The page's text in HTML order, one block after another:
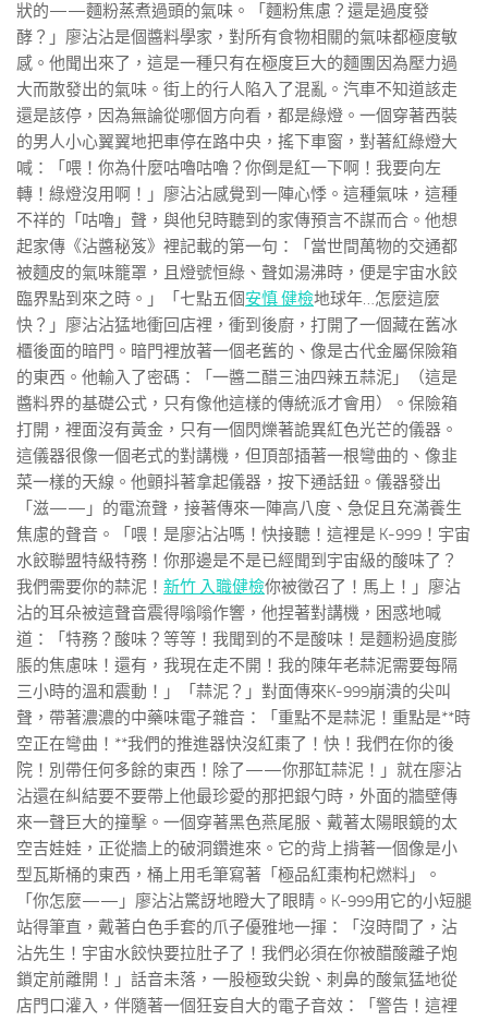
狀的——麵粉蒸煮過頭的氣味。「麵粉焦慮？還是過度發
酵？」廖沾沾是個醬料學家，對所有食物相關的氣味都極度敏
感。他聞出來了，這是一種只有在極度巨大的麵團因為壓力過
大而散發出的氣味。街上的行人陷入了混亂。汽車不知道該走
還是該停，因為無論從哪個方向看，都是綠燈。一個穿著西裝
的男人小心翼翼地把車停在路中央，搖下車窗，對著紅綠燈大
喊：「喂！你為什麼咕嚕咕嚕？你倒是紅一下啊！我要向左
轉！綠燈沒用啊！」廖沾沾感覺到一陣心悸。這種氣味，這種
不祥的「咕嚕」聲，與他兒時聽到的家傳預言不謀而合。他想
起家傳《沾醬秘笈》裡記載的第一句：「當世間萬物的交通都
被麵皮的氣味籠罩，且燈號恒綠、聲如湯沸時，便是宇宙水餃
臨界點到來之時。」「七點五個安慎 健檢地球年…怎麼這麼
快？」廖沾沾猛地衝回店裡，衝到後廚，打開了一個藏在舊冰
櫃後面的暗門。暗門裡放著一個老舊的、像是古代金屬保險箱
的東西。他輸入了密碼：「一醬二醋三油四辣五蒜泥」（這是
醬料界的基礎公式，只有像他這樣的傳統派才會用）。保險箱
打開，裡面沒有黃金，只有一個閃爍著詭異紅色光芒的儀器。
這儀器很像一個老式的對講機，但頂部插著一根彎曲的、像韭
菜一樣的天線。他顫抖著拿起儀器，按下通話鈕。儀器發出
「滋——」的電流聲，接著傳來一陣高八度、急促且充滿養生
焦慮的聲音。「喂！是廖沾沾嗎！快接聽！這裡是 K-999！宇宙
水餃聯盟特級特務！你那邊是不是已經聞到宇宙級的酸味了？
我們需要你的蒜泥！ 新竹 入職健檢你被徵召了！馬上！」廖沾
沾的耳朵被這聲音震得嗡嗡作響，他捏著對講機，困惑地喊
道：「特務？酸味？等等！我聞到的不是酸味！是麵粉過度膨
脹的焦慮味！還有，我現在走不開！我的陳年老蒜泥需要每隔
三小時的溫和震動！」「蒜泥？」對面傳來K-999崩潰的尖叫
聲，帶著濃濃的中藥味電子雜音：「重點不是蒜泥！重點是**時
空正在彎曲！**我們的推進器快沒紅棗了！快！我們在你的後
院！別帶任何多餘的東西！除了——你那缸蒜泥！」就在廖沾
沾還在糾結要不要帶上他最珍愛的那把銀勺時，外面的牆壁傳
來一聲巨大的撞擊。一個穿著黑色燕尾服、戴著太陽眼鏡的太
空吉娃娃，正從牆上的破洞鑽進來。它的背上揹著一個像是小
型瓦斯桶的東西，桶上用毛筆寫著「極品紅棗枸杞燃料」。
「你怎麼——」廖沾沾驚訝地瞪大了眼睛。K-999用它的小短腿
站得筆直，戴著白色手套的爪子優雅地一揮：「沒時間了，沾
沾先生！宇宙水餃快要拉肚子了！我們必須在你被醋酸離子炮
鎖定前離開！」話音未落，一股極致尖銳、刺鼻的酸氣猛地從
店門口灌入，伴隨著一個狂妄自大的電子音效：「警告！這裡